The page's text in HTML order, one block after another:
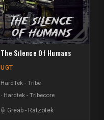
The Silence Of Humans
UGT
HardTek - Tribe
Hardtek - Tribecore
Greab - Ratzotek